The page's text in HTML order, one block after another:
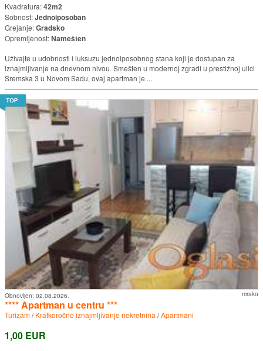
Kvadratura:42m2
Sobnost:Jednoiposoban
Grejanje:Gradsko
Opremljenost:Namešten
Uživajte u udobnosti i luksuzu jednoiposobnog stana koji je dostupan za
iznajmljivanje na dnevnom nivou. Smešten u modernoj zgradi u prestižnoj ulici
Sremska 3 u Novom Sadu, ovaj apartman je ...
mrako
Obnovljen: 02.08.2026.
**** Apartman u centru ***
Turizam/Kratkoročno iznajmljivanje nekretnina /Apartmani
1,00 EUR